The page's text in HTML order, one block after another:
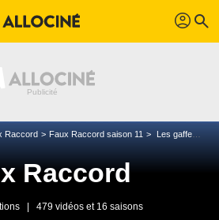
profil search
Raccord Faux Raccord saison 11 Les gaffes et erreurs des 400 Coups
Raccord
479 vidéos et 16 saisons